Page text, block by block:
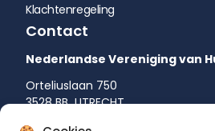
Klachtenregeling
Contact
Nederlandse Vereniging van
Orteliuslaan 750
3528 BB UTRECHT